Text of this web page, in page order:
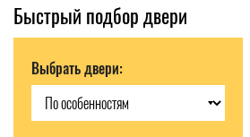
Быстрый подбор двери
Выбрать двери: